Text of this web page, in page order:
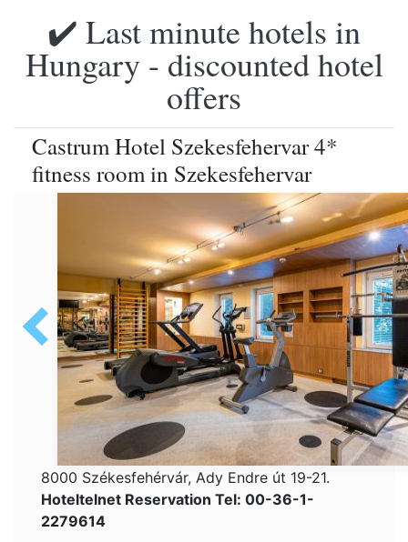
✔️ Last minute hotels in
Hungary - discounted hotel
offers
Castrum Hotel Szekesfehervar 4*
fitness room in Szekesfehervar
8000 Székesfehérvár, Ady Endre út 19-21.
Hoteltelnet Reservation Tel: 00-36-1-
2279614